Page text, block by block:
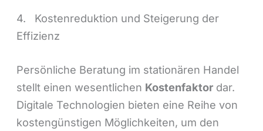
4. Kostenreduktion und Steigerung der
Effizienz
Persönliche Beratung im stationären Handel
stellt einen wesentlichen Kostenfaktor dar.
Digitale Technologien bieten eine Reihe von
kostengünstigen Möglichkeiten, um den